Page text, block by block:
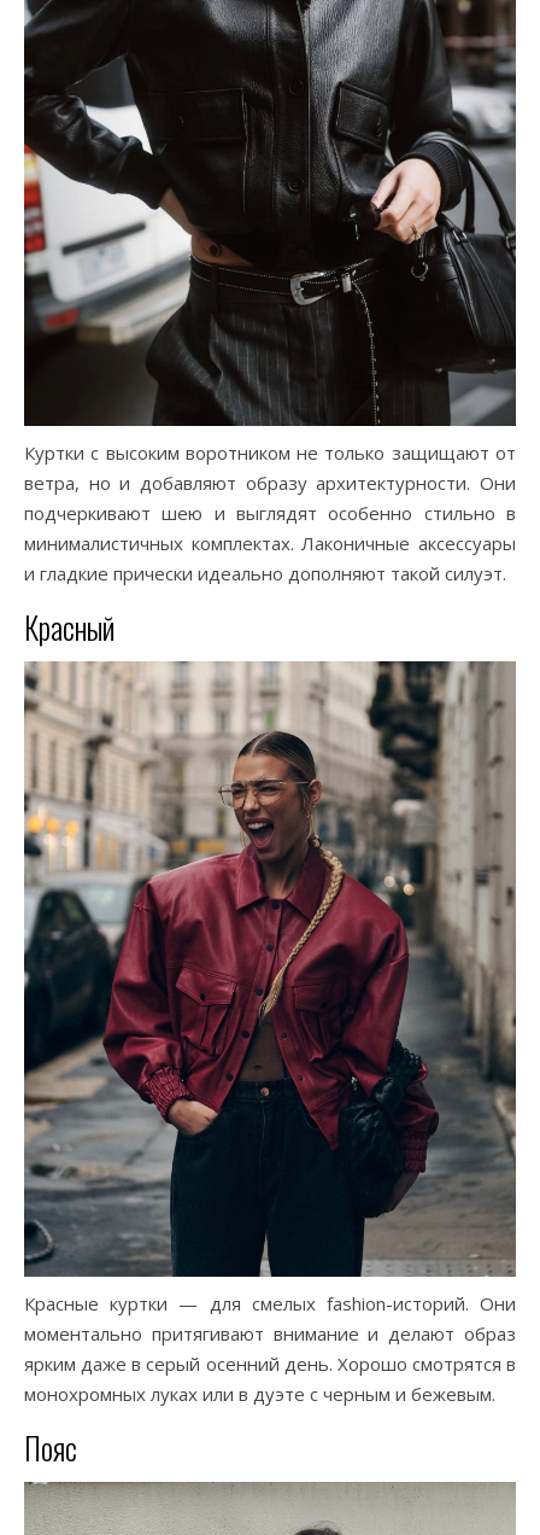
Куртки с высоким воротником не только защищают от
ветра, но и добавляют образу архитектурности. Они
подчеркивают шею и выглядят особенно стильно в
минималистичных комплектах. Лаконичные аксессуары
и гладкие прически идеально дополняют такой силуэт.
Красный
Красные куртки — для смелых fashion-историй. Они
моментально притягивают внимание и делают образ
ярким даже в серый осенний день. Хорошо смотрятся в
монохромных луках или в дуэте с черным и бежевым.
Пояс